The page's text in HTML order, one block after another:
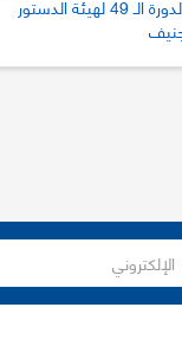
في أعمال الدورة الـ 49 لهيئة الدستور